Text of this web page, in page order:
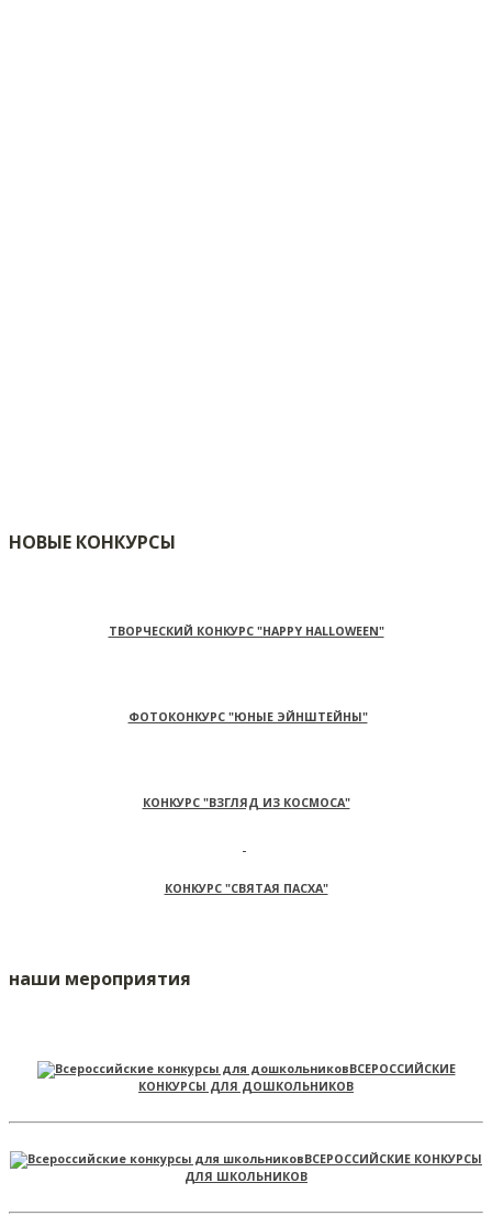
НОВЫЕ КОНКУРСЫ
ТВОРЧЕСКИЙ КОНКУРС "HAPPY HALLOWEEN"
ФОТОКОНКУРС "ЮНЫЕ ЭЙНШТЕЙНЫ"
КОНКУРС "ВЗГЛЯД ИЗ КОСМОСА"
КОНКУРС "СВЯТАЯ ПАСХА"
наши мероприятия
ВСЕРОССИЙСКИЕ
КОНКУРСЫ ДЛЯ ДОШКОЛЬНИКОВ
ВСЕРОССИЙСКИЕ КОНКУРСЫ
ДЛЯ ШКОЛЬНИКОВ